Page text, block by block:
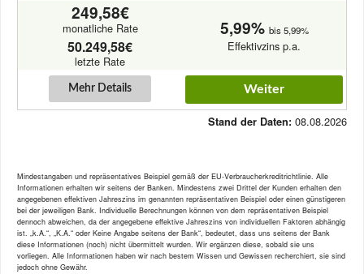
249,58€
monatliche Rate
50.249,58€
letzte Rate
5,99% bis 5,99%
Effektivzins p.a.
Mehr Details Weiter
Stand der Daten: 08.08.2026
Mindestangaben und repräsentatives Beispiel gemäß der EU-Verbraucherkreditrichtlinie. Alle
Informationen erhalten wir seitens der Banken. Mindestens zwei Drittel der Kunden erhalten den
angegebenen effektiven Jahreszins im genannten repräsentativen Beispiel oder einen günstigeren
bei der jeweiligen Bank. Individuelle Berechnungen können von dem repräsentativen Beispiel
dennoch abweichen, da der angegebene effektive Jahreszins von individuellen Faktoren abhängig
ist. „k.A.“, „K.A.“ oder Keine Angabe seitens der Bank“, bedeutet, dass uns seitens der Bank
diese Informationen (noch) nicht übermittelt wurden. Wir ergänzen diese, sobald sie uns
vorliegen. Alle Informationen haben wir nach bestem Wissen und Gewissen recherchiert, sie sind
jedoch ohne Gewähr.